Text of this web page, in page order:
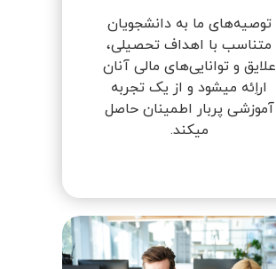
توصیه‌های ما به دانشجویان
متناسب با اهداف تحصیلی،
علایق و توانایی‌های مالی آنان
اراِئه میشود و از یک تجربه
آموزشی پربار اطمینان حاصل
میکند.